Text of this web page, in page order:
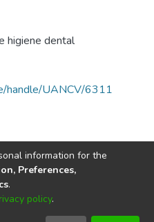
higiene dental
handle/UANCV/6311
© 2002-2026
information for the
Preferences,
.
policy.